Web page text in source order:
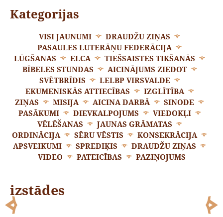
Kategorijas
VISI JAUNUMI
DRAUDŽU ZIŅAS
PASAULES LUTERĀŅU FEDERĀCIJA
LŪGŠANAS
ELCA
TIEŠSAISTES TIKŠANĀS
BĪBELES STUNDAS
AICINĀJUMS ZIEDOT
SVĒTBRĪDIS
LELBP VIRSVALDE
EKUMENISKĀS ATTIECĪBAS
IZGLĪTĪBA
ZIŅAS
MISIJA AICINA DARBĀ
SINODE
PASĀKUMI
DIEVKALPOJUMS
VIEDOKĻI
VĒLĒŠANAS
JAUNAS GRĀMATAS
ORDINĀCIJA
SĒRU VĒSTIS
KONSEKRĀCIJA
APSVEIKUMI
SPREDIĶIS
DRAUDŽU ZIŅAS
VIDEO
PATEICĪBAS PAZIŅOJUMS
izstādes